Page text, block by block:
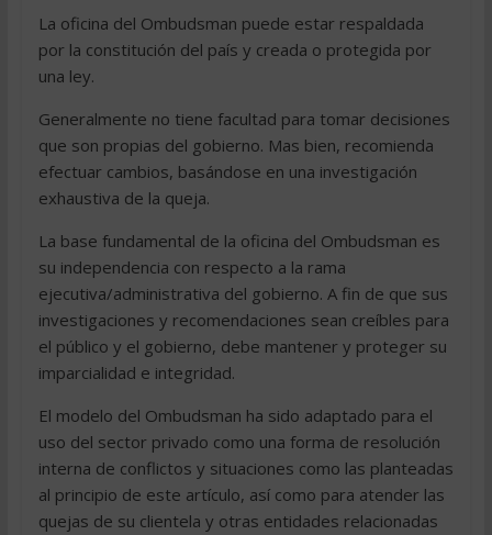
La oficina del Ombudsman puede estar respaldada
por la constitución del país y creada o protegida por
una ley.
Generalmente no tiene facultad para tomar decisiones
que son propias del gobierno. Mas bien, recomienda
efectuar cambios, basándose en una investigación
exhaustiva de la queja.
La base fundamental de la oficina del Ombudsman es
su independencia con respecto a la rama
ejecutiva/administrativa del gobierno. A fin de que sus
investigaciones y recomendaciones sean creíbles para
el público y el gobierno, debe mantener y proteger su
imparcialidad e integridad.
El modelo del Ombudsman ha sido adaptado para el
uso del sector privado como una forma de resolución
interna de conflictos y situaciones como las planteadas
al principio de este artículo, así como para atender las
quejas de su clientela y otras entidades relacionadas